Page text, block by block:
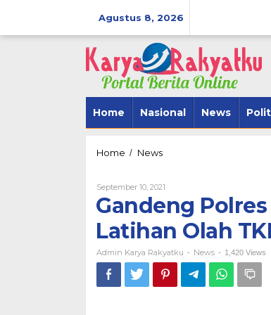
Agustus 8, 2026
Home Nasional News
Home / NewsGandeng
Batalyon
C
Pelopor
Gelar
Latihan
Olah
TKP
September 10, 2021
Karya
Rakyatku
Gandeng
Latihan Olah
Admin Karya Rakyatku - News - 1,420 Views
Di Politik